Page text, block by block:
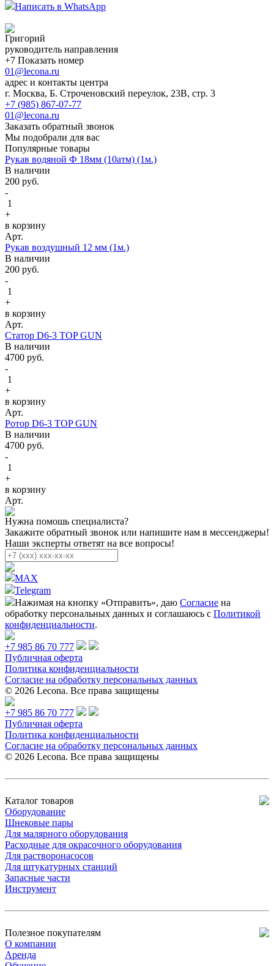
Написать в WhatsApp
Григорий
руководитель направления
+7 Показать номер
01@lecona.ru
адрес и контакты центра
г. Москва, Б. Строченовский переулок, 23В, стр. 3
+7 (985) 867-07-77
01@lecona.ru
Заказать обратный звонок
Мы подобрали для вас
Популярные товары
Рукав водяной Ф 18мм (10атм) (1м.)
В наличии
200 руб.
-
1
+
в корзину
Арт.
Рукав воздушный 12 мм (1м.)
В наличии
200 руб.
-
1
+
в корзину
Арт.
Статор D6-3 TOP GUN
В наличии
4700 руб.
-
1
+
в корзину
Арт.
Ротор D6-3 TOP GUN
В наличии
4700 руб.
-
1
+
в корзину
Арт.
Нужна помошь специалиста?
Закажите обратный звонок или напишите нам в мессенджеры!
Наши эксперты ответят на все вопросы!
MAX
Telegram
Нажимая на кнопку «Отправить», даю Согласие на
обработку персональных данных и соглашаюсь с Политикой
конфиденциальности.
+7 985 86 70 777
Публичная оферта
Политика конфиденциальности
Согласие на обработку персональных данных
© 2026 Lecona. Все права защищены
+7 985 86 70 777
Публичная оферта
Политика конфиденциальности
Согласие на обработку персональных данных
© 2026 Lecona. Все права защищены
Каталог товаров
Оборудование
Шнековые пары
Для малярного оборудования
Расходные для окрасочного оборудования
Для растворонасосов
Для штукатурных станций
Запасные части
Инструмент
Полезное покупателям
О компании
Аренда